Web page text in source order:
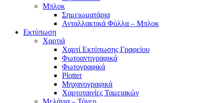
Μπλοκ
Σημειωματάρια
Ανταλλακτικά Φύλλα – Μπλοκ
Εκτύπωση
Χαρτιά
Χαρτί Εκτύπωσης Γραφείου
Φωτοαντιγραφικά
Φωτογραφικά
Plotter
Μηχανογραφικά
Χαρτοταινίες Ταμειακών
Μελάνια – Τόνερ